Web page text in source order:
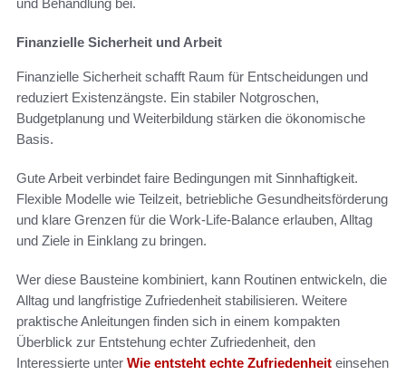
und Behandlung bei.
Finanzielle Sicherheit und Arbeit
Finanzielle Sicherheit schafft Raum für Entscheidungen und
reduziert Existenzängste. Ein stabiler Notgroschen,
Budgetplanung und Weiterbildung stärken die ökonomische
Basis.
Gute Arbeit verbindet faire Bedingungen mit Sinnhaftigkeit.
Flexible Modelle wie Teilzeit, betriebliche Gesundheitsförderung
und klare Grenzen für die Work-Life-Balance erlauben, Alltag
und Ziele in Einklang zu bringen.
Wer diese Bausteine kombiniert, kann Routinen entwickeln, die
Alltag und langfristige Zufriedenheit stabilisieren. Weitere
praktische Anleitungen finden sich in einem kompakten
Überblick zur Entstehung echter Zufriedenheit, den
Interessierte unter Wie entsteht echte Zufriedenheit einsehen